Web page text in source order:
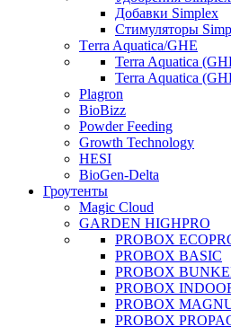
Добавки Simplex
Стимуляторы
Тerra Aquatica/GHE
Terra Aquatica
Terra Aquatica
Plagron
BioBizz
Powder Feeding
Growth Technology
HESI
BioGen-Delta
Гроутенты
Magic Cloud
GARDEN HIGHPRO
PROBOX
PROBOX BASIC
PROBOX
PROBOX
PROBOX
PROBOX